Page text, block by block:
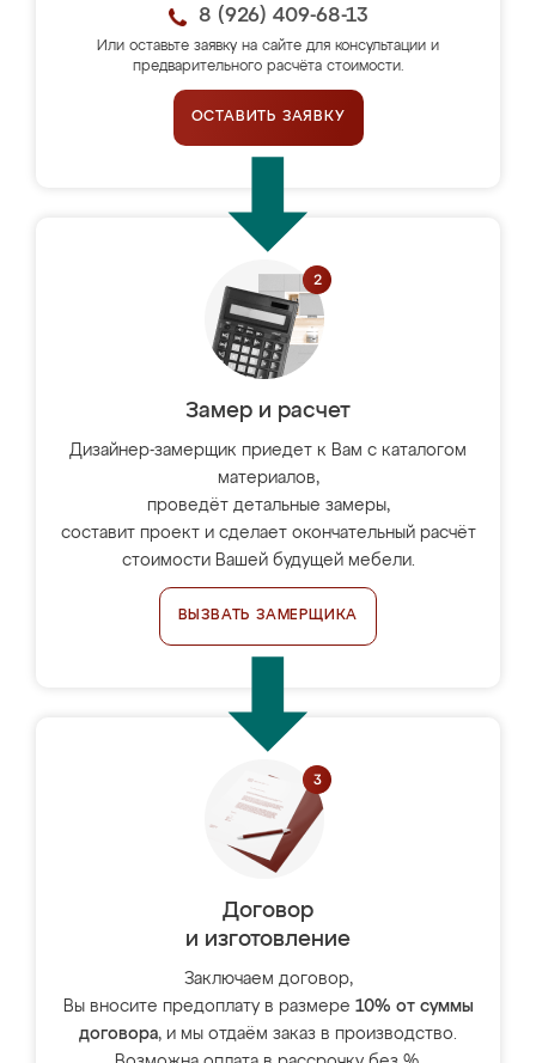
8 (926) 409-68-13
Или оставьте заявку на сайте для консультации и
предварительного расчёта стоимости.
ОСТАВИТЬ ЗАЯВКУ
Замер и расчет
Дизайнер-замерщик приедет к Вам с каталогом
материалов,
проведёт детальные замеры,
составит проект и сделает окончательный расчёт
стоимости Вашей будущей мебели.
ВЫЗВАТЬ ЗАМЕРЩИКА
Договор
и изготовление
Заключаем договор,
Вы вносите предоплату в размере 10% от суммы
договора, и мы отдаём заказ в производство.